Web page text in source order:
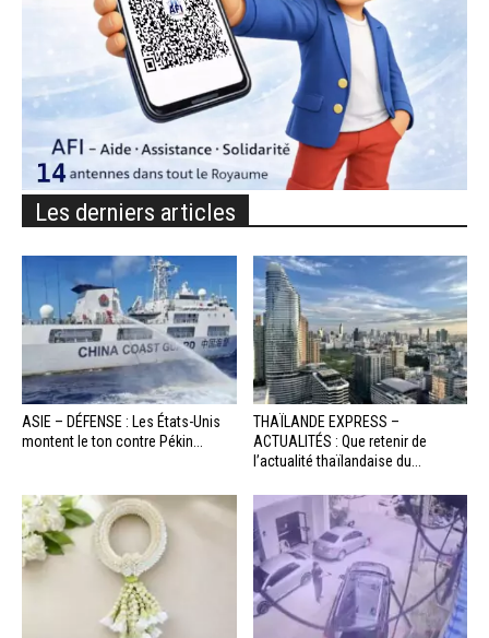
Les derniers articles
ASIE – DÉFENSE : Les États-Unis
montent le ton contre Pékin...
THAÏLANDE EXPRESS –
ACTUALITÉS : Que retenir de
l’actualité thaïlandaise du...